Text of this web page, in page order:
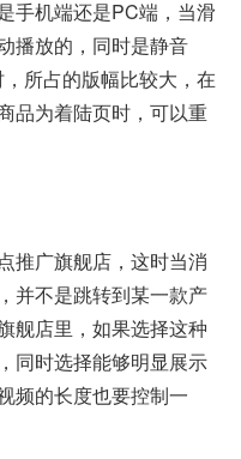
手机端还是PC端，当滑
播放的，同时是静音
所占的版幅比较大，在
品为着陆页时，可以重
推广旗舰店，这时当消
并不是跳转到某一款产
舰店里，如果选择这种
同时选择能够明显展示
频的长度也要控制一